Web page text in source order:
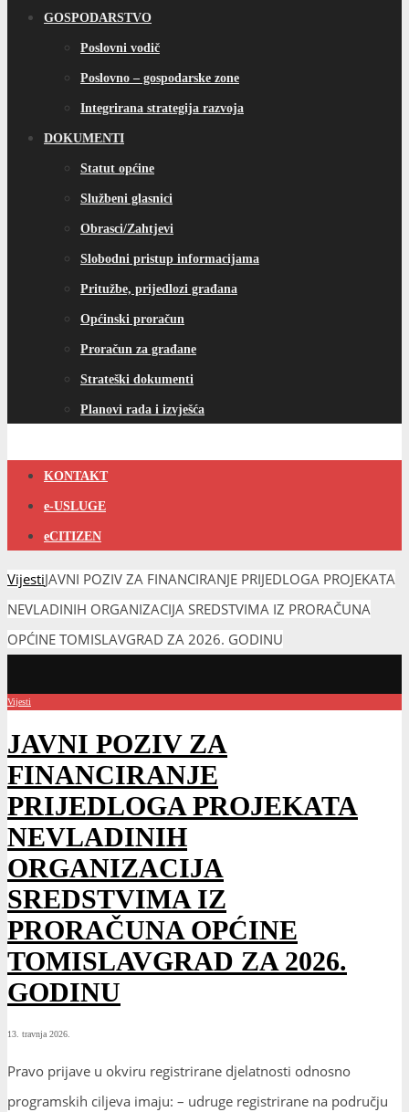
GOSPODARSTVO
Poslovni vodič
Poslovno – gospodarske zone
Integrirana strategija razvoja
DOKUMENTI
Statut općine
Službeni glasnici
Obrasci/Zahtjevi
Slobodni pristup informacijama
Pritužbe, prijedlozi građana
Općinski proračun
Proračun za građane
Strateški dokumenti
Planovi rada i izvješća
KONTAKT
e-USLUGE
eCITIZEN
VijestiJAVNI POZIV ZA FINANCIRANJE PRIJEDLOGA PROJEKATA
NEVLADINIH ORGANIZACIJA SREDSTVIMA IZ PRORAČUNA
OPĆINE TOMISLAVGRAD ZA 2026. GODINU
Vijesti
JAVNI POZIV ZA
FINANCIRANJE
PRIJEDLOGA PROJEKATA
NEVLADINIH
ORGANIZACIJA
SREDSTVIMA IZ
PRORAČUNA OPĆINE
TOMISLAVGRAD ZA 2026.
GODINU
13. travnja 2026.
Pravo prijave u okviru registrirane djelatnosti odnosno
programskih ciljeva imaju: – udruge registrirane na području